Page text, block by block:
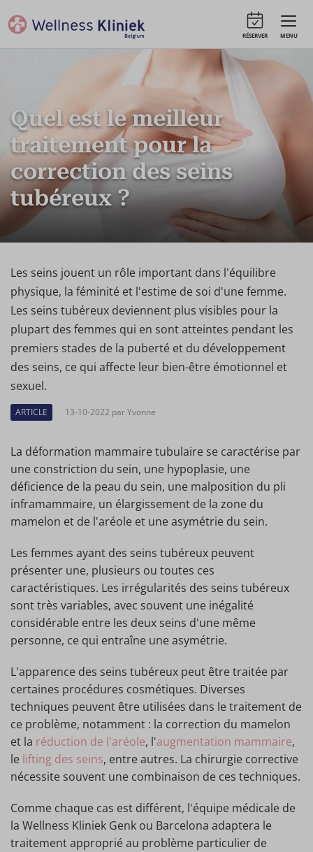
MENU
RÉSERVER
Quel est le meilleur
traitement pour la
correction des seins
tubéreux ?
Les seins jouent un rôle important dans l'équilibre
physique, la féminité et l'estime de soi d'une femme.
Les seins tubéreux deviennent plus visibles pour la
plupart des femmes qui en sont atteintes pendant les
premiers stades de la puberté et du développement
des seins, ce qui affecte leur bien-être émotionnel et
sexuel.
ARTICLE 13-10-2022 par Yvonne
La déformation mammaire tubulaire se caractérise par
une constriction du sein, une hypoplasie, une
déficience de la peau du sein, une malposition du pli
inframammaire, un élargissement de la zone du
mamelon et de l'aréole et une asymétrie du sein.
Les femmes ayant des seins tubéreux peuvent
présenter une, plusieurs ou toutes ces
caractéristiques. Les irrégularités des seins tubéreux
sont très variables, avec souvent une inégalité
considérable entre les deux seins d'une même
personne, ce qui entraîne une asymétrie.
L'apparence des seins tubéreux peut être traitée par
certaines procédures cosmétiques. Diverses
techniques peuvent être utilisées dans le traitement de
ce problème, notamment : la correction du mamelon
et la réduction de l'aréole, l'augmentation mammaire,
le lifting des seins, entre autres. La chirurgie corrective
nécessite souvent une combinaison de ces techniques.
Comme chaque cas est différent, l'équipe médicale de
la Wellness Kliniek Genk ou Barcelona adaptera le
traitement approprié au problème particulier de